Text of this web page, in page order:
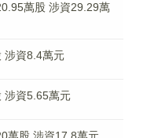
萬股 涉資29.29萬
涉資8.4萬元
涉資5.65萬元